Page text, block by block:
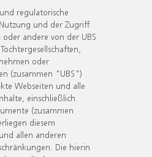
regulatorische
und der Zugriff
andere von der UBS
oder
(zusammen "UBS")
Webseiten und alle
einschließlich
(zusammen
diesem
allen anderen
Die hierin